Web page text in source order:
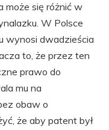
może się różnić w
W Polsce
wynosi dwadzieścia
to, że przez ten
prawo do
mu na
obaw o
że aby patent był